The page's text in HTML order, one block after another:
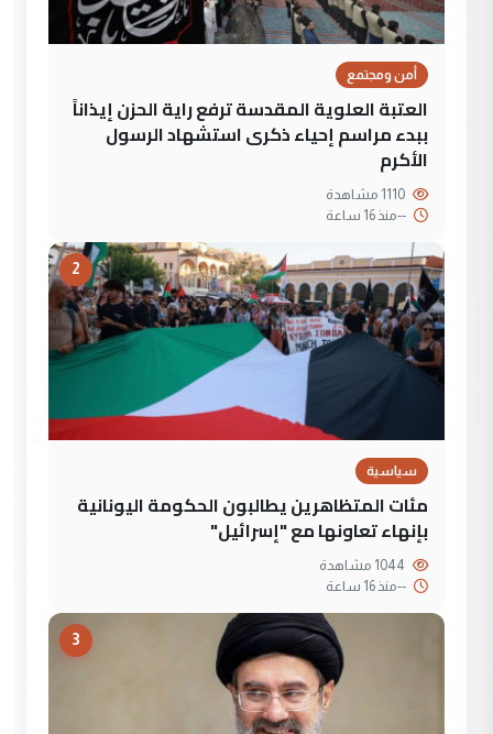
أمن ومجتمع
العتبة العلوية المقدسة ترفع راية الحزن إيذاناً
ببدء مراسم إحياء ذكرى استشهاد الرسول
الأكرم
--منذ 16 ساعة
2
سياسية
مئات المتظاهرين يطالبون الحكومة اليونانية
بإنهاء تعاونها مع "إسرائيل"
--منذ 16 ساعة
3